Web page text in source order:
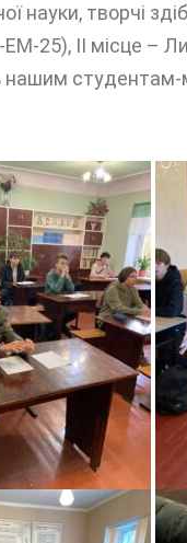
науки, творчі
ЕМ-25), ІІ місце –
нашим